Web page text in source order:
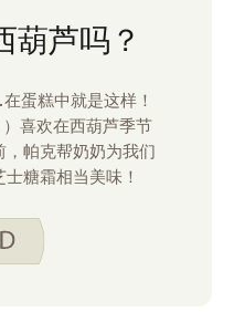
葫芦吗？
蛋糕中就是这样！
喜欢在西葫芦季节
帕克帮奶奶为我们
糖霜相当美味！